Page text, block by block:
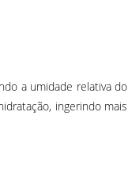
a umidade relativa do
ingerindo mais